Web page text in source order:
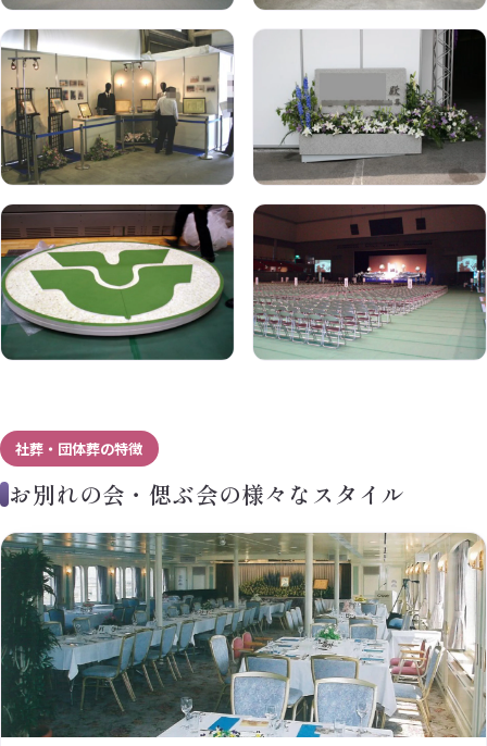
社葬・団体葬の特徴
お別れの会・偲ぶ会の様々なスタイル